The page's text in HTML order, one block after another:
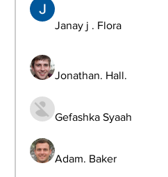
Janay j . Flora
Jonathan. Hall.
Gefashka Syaah
Adam. Baker